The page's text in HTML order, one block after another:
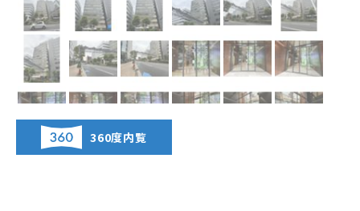
360度内覧